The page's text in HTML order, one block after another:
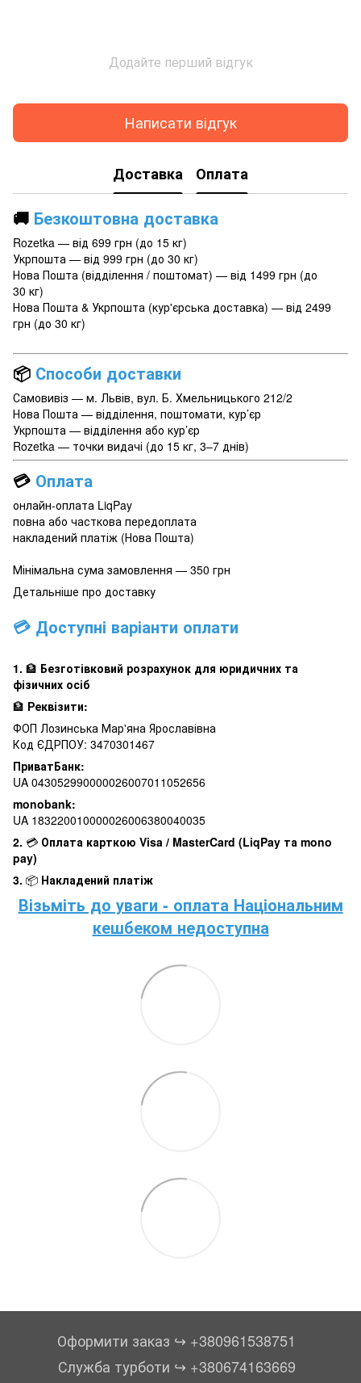
Додайте перший відгук
Написати відгук
Доставка Оплата
🚚 Безкоштовна доставка
Rozetka — від 699 грн (до 15 кг)
Укрпошта — від 999 грн (до 30 кг)
Нова Пошта (відділення / поштомат) — від 1499 грн (до
30 кг)
Нова Пошта & Укрпошта (кур'єрська доставка) — від 2499
грн (до 30 кг)
📦 Способи доставки
Самовивіз — м. Львів, вул. Б. Хмельницького 212/2
Нова Пошта — відділення, поштомати, кур’єр
Укрпошта — відділення або кур’єр
Rozetka — точки видачі (до 15 кг, 3–7 днів)
💳 Оплата
онлайн-оплата LiqPay
повна або часткова передоплата
накладений платіж (Нова Пошта)
Мінімальна сума замовлення — 350 грн
Детальніше про доставку
💳 Доступні варіанти оплати
1. 🏦 Безготівковий розрахунок для юридичних та
фізичних осіб
🏦 Реквізити:
ФОП Лозинська Мар'яна Ярославівна
Код ЄДРПОУ: 3470301467
ПриватБанк:
UA 043052990000026007011052656
monobank:
UA 183220010000026006380040035
2. 💳 Оплата карткою Visa / MasterCard (LiqPay та mono
pay)
3. 📦 Накладений платіж
Візьміть до уваги - оплата Національним
кешбеком недоступна
Оформити заказ ↪︎ +380961538751
Служба турботи ↪︎ +380674163669